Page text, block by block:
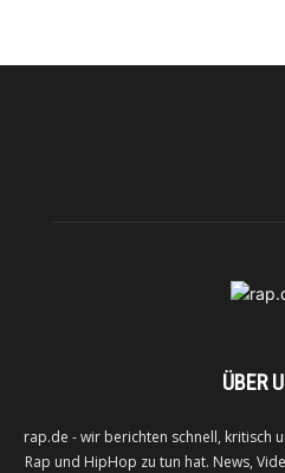
ÜBER
rap.de - wir berichten schnell, kritisch
Rap und HipHop zu tun hat. News,